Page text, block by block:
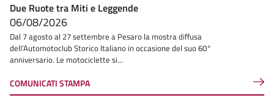
Due Ruote tra Miti e Leggende
06/08/2026
Dal 7 agosto al 27 settembre a Pesaro la mostra diffusa
dell’Automotoclub Storico Italiano in occasione del suo 60°
anniversario. Le motociclette si...
COMUNICATI STAMPA